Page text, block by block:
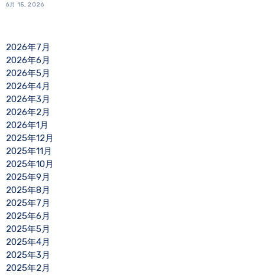
6月 15, 2026
2026年7月
2026年6月
2026年5月
2026年4月
2026年3月
2026年2月
2026年1月
2025年12月
2025年11月
2025年10月
2025年9月
2025年8月
2025年7月
2025年6月
2025年5月
2025年4月
2025年3月
2025年2月